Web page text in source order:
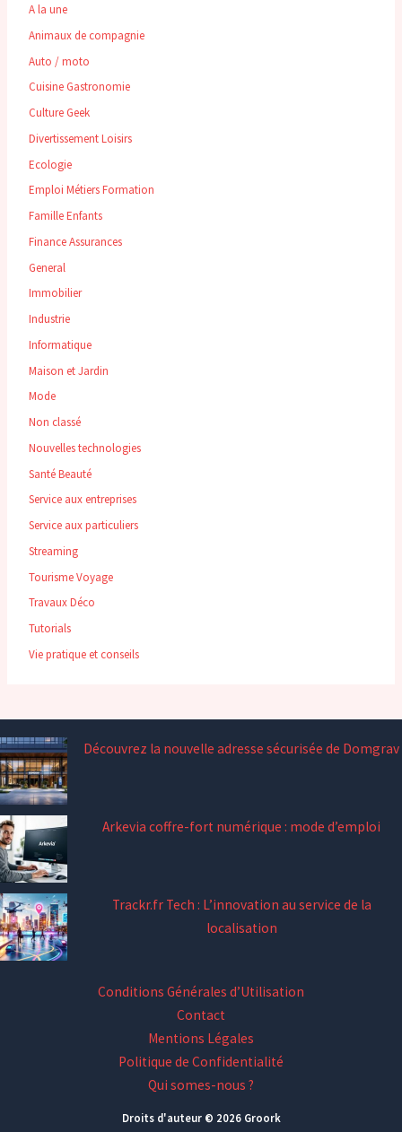
A la une
Animaux de compagnie
Auto / moto
Cuisine Gastronomie
Culture Geek
Divertissement Loisirs
Ecologie
Emploi Métiers Formation
Famille Enfants
Finance Assurances
General
Immobilier
Industrie
Informatique
Maison et Jardin
Mode
Non classé
Nouvelles technologies
Santé Beauté
Service aux entreprises
Service aux particuliers
Streaming
Tourisme Voyage
Travaux Déco
Tutorials
Vie pratique et conseils
Découvrez la nouvelle adresse sécurisée de Domgrav
Arkevia coffre-fort numérique : mode d’emploi
Trackr.fr Tech : L’innovation au service de la
localisation
Conditions Générales d’Utilisation
Contact
Mentions Légales
Politique de Confidentialité
Qui somes-nous ?
Droits d'auteur © 2026 Groork